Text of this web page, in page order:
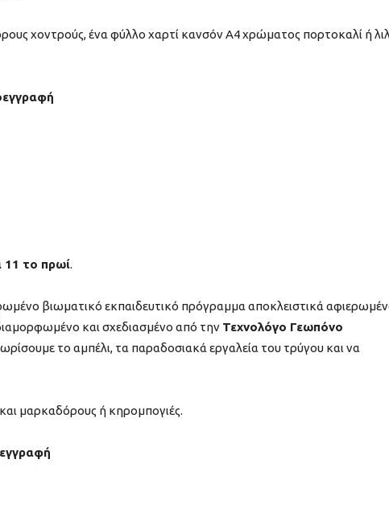
χοντρούς, ένα φύλλο χαρτί κανσόν Α4 χρώματος πορτοκαλί ή
το πρωί.
βιωματικό εκπαιδευτικό πρόγραμμα αποκλειστικά
και σχεδιασμένο από την Τεχνολόγο Γεωπόνο
το αμπέλι, τα παραδοσιακά εργαλεία του τρύγου και να
μαρκαδόρους ή κηρομπογιές.